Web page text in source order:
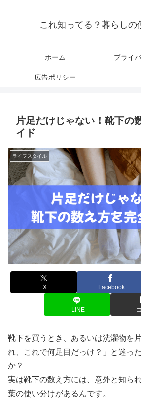
これ知ってる？暮らしの
ホーム プライ
広告ポリシー
片足だけじゃない！靴下の
イド
ライフスタイル
X Facebook
LINE
靴下を買うとき、あるいは洗濯物を
れ、これで何足目だっけ？」と迷っ
か？
実は靴下の数え方には、意外と知ら
葉の使い分けがあるんです。